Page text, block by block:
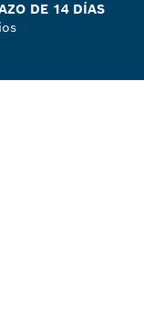
DE 14 DÍAS